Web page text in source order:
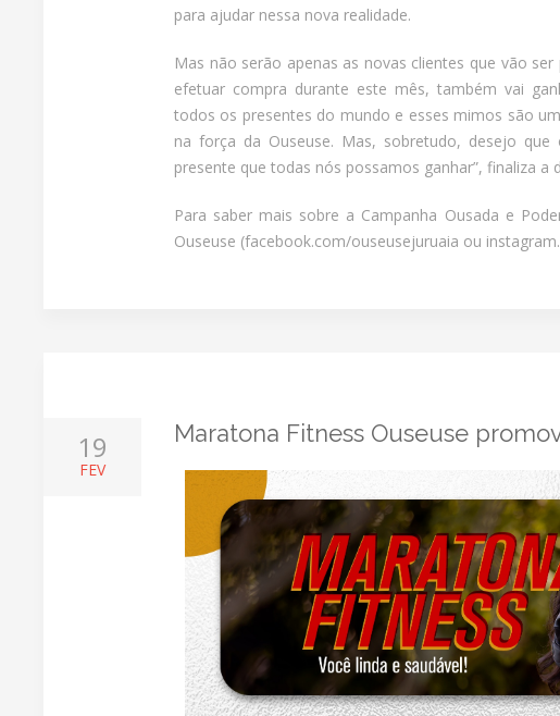
para ajudar nessa nova realidade.
Mas não serão apenas as novas clientes que vão
efetuar compra durante este mês, também vai
todos os presentes do mundo e esses mimos são
na força da Ouseuse. Mas, sobretudo, desejo
presente que todas nós possamos ganhar”, finaliza a
Para saber mais sobre a Campanha Ousada e
Ouseuse (facebook.com/ouseusejuruaia ou
19
FEV
Maratona Fitness Ouseuse